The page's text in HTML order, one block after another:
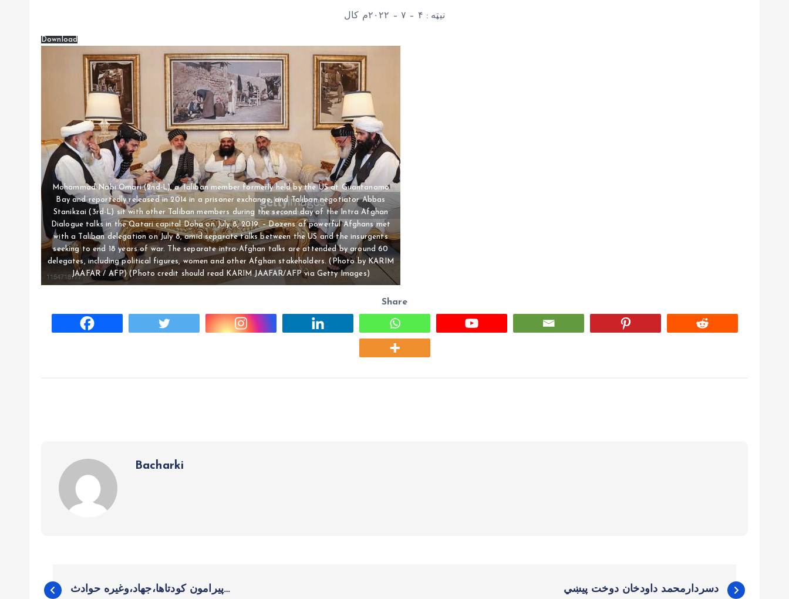
نیټه : ۴ – ۷ – ۲۰۲۲م کال
Download
Mohammad Nabi Omari (2nd-L), a Taliban member formerly held by the US at Guantanamo
Bay and reportedly released in 2014 in a prisoner exchange, and Taliban negotiator Abbas
Stanikzai (3rd-L) sit with other Taliban members during the second day of the Intra Afghan
Dialogue talks in the Qatari capital Doha on July 8, 2019. – Dozens of powerful Afghans met
with a Taliban delegation on July 8, amid separate talks between the US and the insurgents
seeking to end 18 years of war. The separate intra-Afghan talks are attended by around 60
delegates, including political figures, women and other Afghan stakeholders. (Photo by KARIM
JAAFAR / AFP) (Photo credit should read KARIM JAAFAR/AFP via Getty Images)
Share
Bacharki
B
پیرامون کودتاها،جهاد،وغیره حوادث… دسردارمحمد داودخان دوخت پيښي